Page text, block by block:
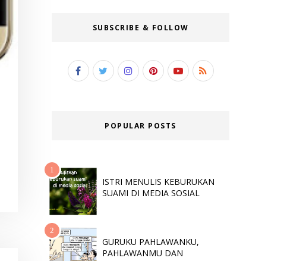
SUBSCRIBE & FOLLOW
POPULAR POSTS
ISTRI MENULIS KEBURUKAN
SUAMI DI MEDIA SOSIAL
GURUKU PAHLAWANKU,
PAHLAWANMU DAN